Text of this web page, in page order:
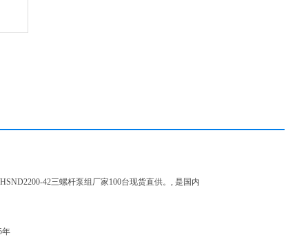
42三螺杆泵组厂家100台现货直供。, 是国内
年